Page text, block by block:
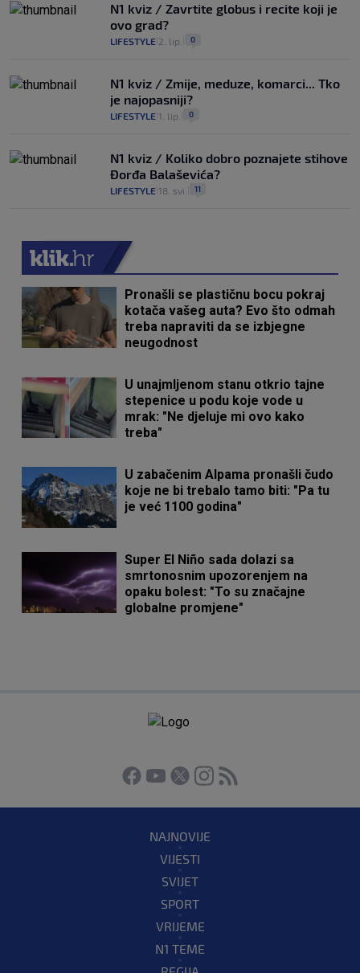
N1 kviz / Zavrtite globus i recite koji je
ovo grad?
LIFESTYLE 2. lip. 0
N1 kviz / Zmije, meduze, komarci... Tko
je najopasniji?
LIFESTYLE 1. lip. 0
N1 kviz / Koliko dobro poznajete stihove
Đorđa Balaševića?
LIFESTYLE 18. svi. 11
Pronašli se plastičnu bocu pokraj
kotača vašeg auta? Evo što odmah
treba napraviti da se izbjegne
neugodnost
U unajmljenom stanu otkrio tajne
stepenice u podu koje vode u
mrak: "Ne djeluje mi ovo kako
treba"
U zabačenim Alpama pronašli čudo
koje ne bi trebalo tamo biti: "Pa tu
je već 1100 godina"
Super El Niño sada dolazi sa
smrtonosnim upozorenjem na
opaku bolest: "To su značajne
globalne promjene"
NAJNOVIJE
VIJESTI
SVIJET
SPORT
VRIJEME
N1 TEME